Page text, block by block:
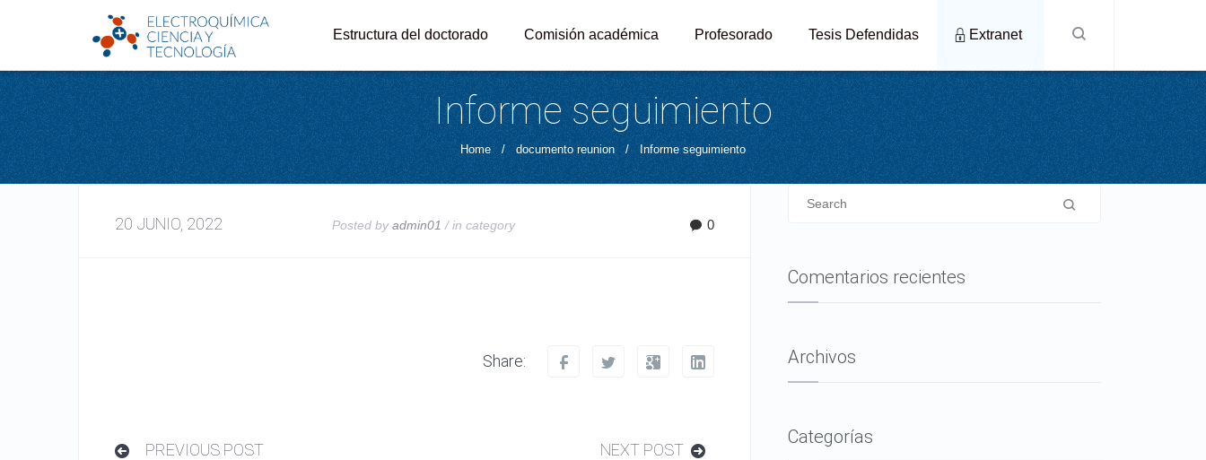
Estructura del doctorado Comisión académica Profesorado Tesis Defendidas Extranet
Informe seguimiento
Home / documento reunion / Informe seguimiento
20 JUNIO, 2022 Posted byadmin01 / incategory 0
Share:
PREVIOUS POST NEXT POST
Comentarios recientes
Archivos
Categorías